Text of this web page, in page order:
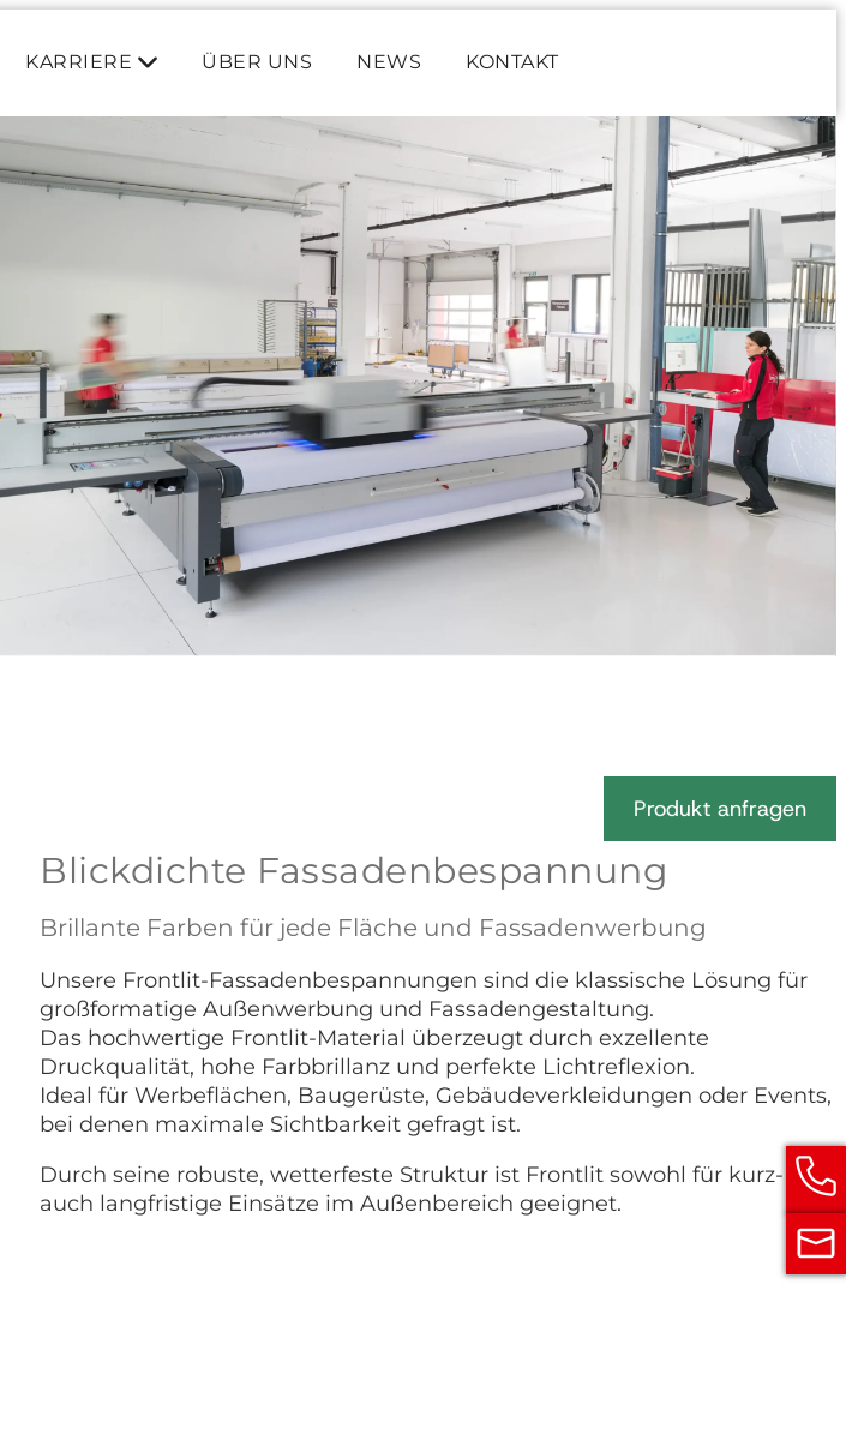
KARRIERE ÜBER UNS NEWS KONTAKT
Produkt anfragen
Blickdichte Fassadenbespannung
Brillante Farben für jede Fläche und Fassadenwerbung
Unsere Frontlit-Fassadenbespannungen sind die klassische Lösung für
großformatige Außenwerbung und Fassadengestaltung.
Das hochwertige Frontlit-Material überzeugt durch exzellente
Druckqualität, hohe Farbbrillanz und perfekte Lichtreflexion.
Ideal für Werbeflächen, Baugerüste, Gebäudeverkleidungen oder Events,
bei denen maximale Sichtbarkeit gefragt ist.
Durch seine robuste, wetterfeste Struktur ist Frontlit sowohl für kurz- als
auch langfristige Einsätze im Außenbereich geeignet.